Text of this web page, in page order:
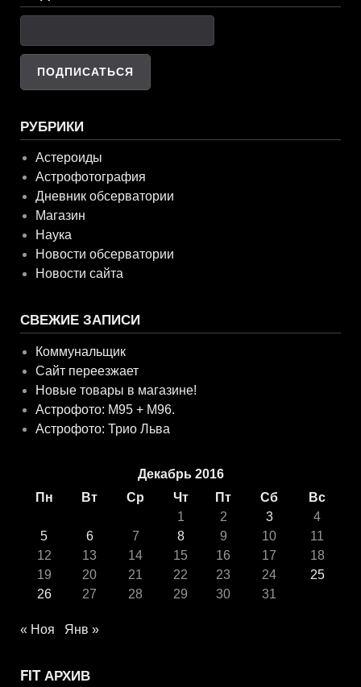
РУБРИКИ
Астероиды
Астрофотография
Дневник обсерватории
Магазин
Наука
Новости обсерватории
Новости сайта
СВЕЖИЕ ЗАПИСИ
Коммунальщик
Сайт переезжает
Новые товары в магазине!
Астрофото: M95 + M96.
Астрофото: Трио Льва
Декабрь 2016
Пн
Вт Ср Чт Пт Сб
Вс
1
2 3
4
5
6 7 8 9 10
11
12
13 14 15 16 17
18
19
20 21 22 23 24
25
26
27 28 29 30 31
« Ноя Янв »
FIT АРХИВ